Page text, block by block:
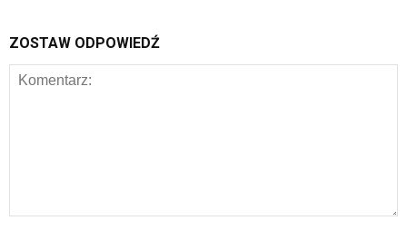
ZOSTAW ODPOWIEDŹ